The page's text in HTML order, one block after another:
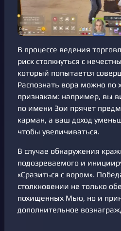
В процессе ведения
риск столкнуться с
который попытается
Распознать вора можно по
признакам: например, вы
по имени Зои прячет
карман, а ваш доход
чтобы увеличиваться.
В случае обнаружения
подозреваемого и
«Сразиться с вором».
столкновении не только
похищенных Мью, но и
дополнительное